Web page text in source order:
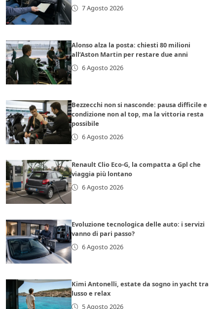
7 Agosto 2026
Alonso alza la posta: chiesti 80 milioni
all’Aston Martin per restare due anni
6 Agosto 2026
Bezzecchi non si nasconde: pausa difficile e
condizione non al top, ma la vittoria resta
possibile
6 Agosto 2026
Renault Clio Eco-G, la compatta a Gpl che
viaggia più lontano
6 Agosto 2026
Evoluzione tecnologica delle auto: i servizi
vanno di pari passo?
6 Agosto 2026
Kimi Antonelli, estate da sogno in yacht tra
lusso e relax
5 Agosto 2026